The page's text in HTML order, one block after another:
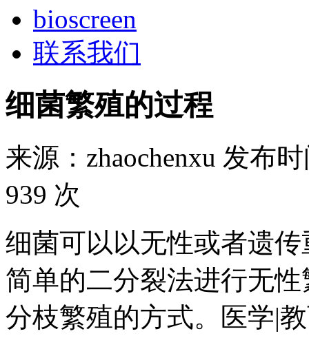
bioscreen
联系我们
细菌繁殖的过程
来源： zhaochenxu 发布
939 次
细菌可以以无性或者遗
简单的二分裂法进行无
分枝繁殖的方式。医学|